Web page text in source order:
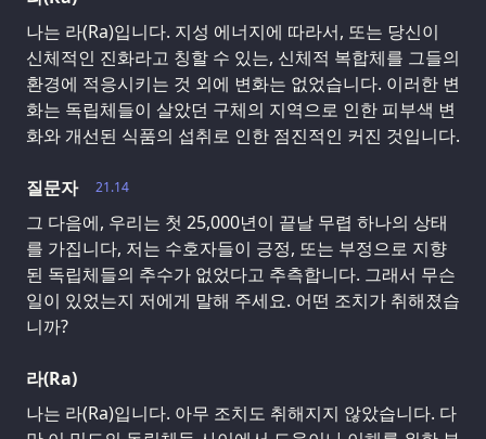
나는 라(Ra)입니다. 지성 에너지에 따라서, 또는 당신이
신체적인 진화라고 칭할 수 있는, 신체적 복합체를 그들의
환경에 적응시키는 것 외에 변화는 없었습니다. 이러한 변
화는 독립체들이 살았던 구체의 지역으로 인한 피부색 변
화와 개선된 식품의 섭취로 인한 점진적인 커진 것입니다.
21.14
질문자
그 다음에, 우리는 첫 25,000년이 끝날 무렵 하나의 상태
를 가집니다, 저는 수호자들이 긍정, 또는 부정으로 지향
된 독립체들의 추수가 없었다고 추측합니다. 그래서 무슨
일이 있었는지 저에게 말해 주세요. 어떤 조치가 취해졌습
니까?
라(Ra)
나는 라(Ra)입니다. 아무 조치도 취해지지 않았습니다. 다